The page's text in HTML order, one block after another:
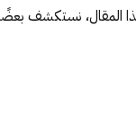
هذا المقال، نستكشف